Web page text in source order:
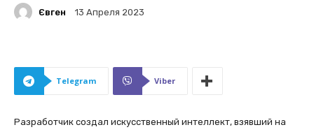
Євген 13 Апреля 2023
Telegram Viber
Разработчик создал искусственный интеллект, взявший на